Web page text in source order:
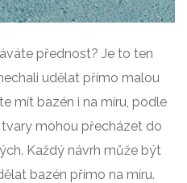
přednost? Je to ten
udělat přímo malou
mít bazén i na míru, podle
mohou přecházet do
Každý návrh může být
bazén přímo na míru.